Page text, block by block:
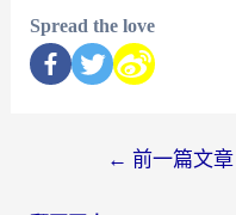
Spread the love
← 前一篇文章